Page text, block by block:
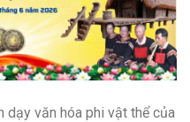
dạy văn hóa phi vật thể của